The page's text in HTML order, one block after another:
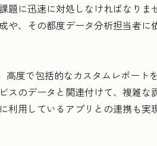
題に迅速に対処しなければなり
や、その都度データ分析担当者
度で包括的なカスタムレポー
スのデータと関連付けて、複雑
用しているアプリとの連携も